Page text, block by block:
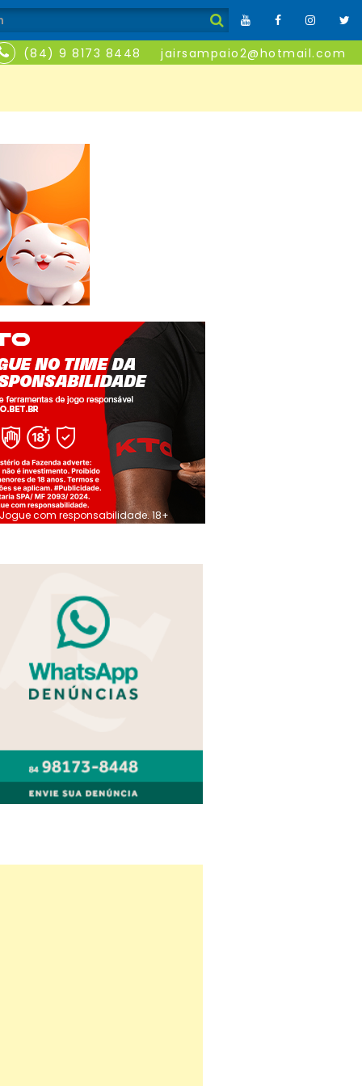
(84) 9 8173 8448 jairsampaio2@hotmail.com
Jogue com responsabilidade. 18+